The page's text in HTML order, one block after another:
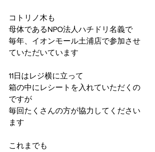
コトリノ木も
母体であるNPO法人ハチドリ名義で
毎年、イオンモール土浦店で参加させ
ていただいています
11日はレジ横に立って
箱の中にレシートを入れていただくの
ですが
毎回たくさんの方が協力してください
ます
これまでも